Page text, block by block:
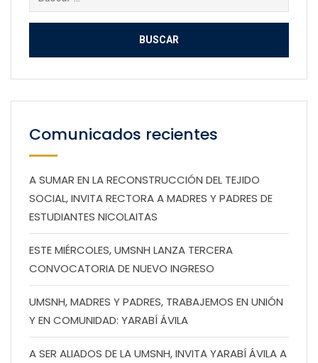
Comunicados recientes
A SUMAR EN LA RECONSTRUCCIÓN DEL TEJIDO
SOCIAL, INVITA RECTORA A MADRES Y PADRES DE
ESTUDIANTES NICOLAITAS
ESTE MIÉRCOLES, UMSNH LANZA TERCERA
CONVOCATORIA DE NUEVO INGRESO
UMSNH, MADRES Y PADRES, TRABAJEMOS EN UNIÓN
Y EN COMUNIDAD: YARABÍ ÁVILA
A SER ALIADOS DE LA UMSNH, INVITA YARABÍ ÁVILA A